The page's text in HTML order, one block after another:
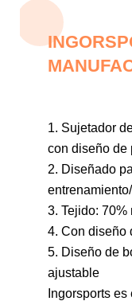
1. Sujetador
con diseño de
2. Diseñado
3. Tejido: 70%
4. Con diseño
5. Diseño de
ajustable
Ingorsports